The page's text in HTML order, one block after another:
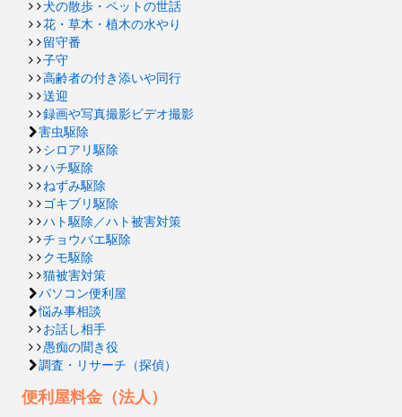
犬の散歩・ペットの世話
花・草木・植木の水やり
留守番
子守
高齢者の付き添いや同行
送迎
録画や写真撮影ビデオ撮影
害虫駆除
シロアリ駆除
ハチ駆除
ねずみ駆除
ゴキブリ駆除
ハト駆除／ハト被害対策
チョウバエ駆除
クモ駆除
猫被害対策
パソコン便利屋
悩み事相談
お話し相手
愚痴の聞き役
調査・リサーチ（探偵）
便利屋料金（法人）